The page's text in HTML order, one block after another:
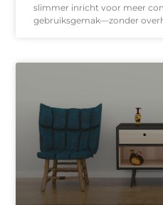
slimmer inricht voor meer
gebruiksgemak—zonder